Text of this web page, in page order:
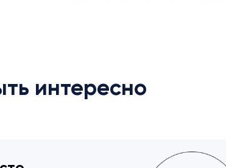
интересно